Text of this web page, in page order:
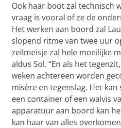
Ook haar boot zal technisch
vraag is vooral of ze de
Het werken aan boord zal
slopend ritme van twee uur
zeilmeisje zal hele moeilijke
aldus Sol. “En als het
weken achtereen worden
misère en tegenslag. Het
een container of een walvis
apparatuur aan boord kan
kan haar van alles